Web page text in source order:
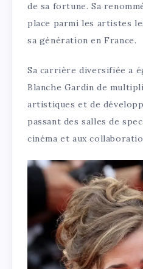
de sa fortune. Sa
place parmi les artistes
sa génération en France.
Sa carrière diversifiée a
Blanche Gardin de
artistiques et de
passant des salles de
cinéma et aux